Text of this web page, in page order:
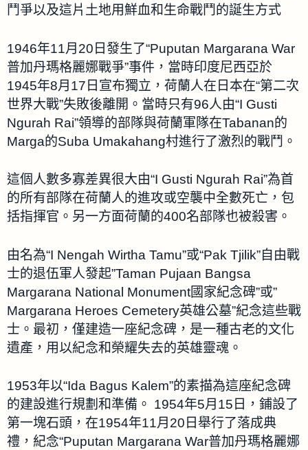
鬥爭以及這片土地用鮮血和生命戰鬥的誕生方式
1946年11月20日發生了“Puputan Margarana War
普加丹瑪格麗娜戰爭”事件，當時印度尼西亞於
1945年8月17日宣布獨立，荷蘭人在日本在“第二次
世界大戰”失敗後離開。當時只有96人由“I Gusti
Ngurah Rai”領導的部隊與荷蘭軍隊在Tabanan的
Marga的Suba Umakahang村進行了激烈的戰鬥。
這個人數多寡差異很大由“I Gusti Ngurah Rai”為首
的所有部隊在荷蘭人的進攻或空襲中全數死亡，包
括指揮官。另一方面荷蘭的400名部隊也被殺害。
由名為“I Nengah Wirtha Tamu”或“Pak Tjilik”自由戰
士的退伍軍人發起”Taman Pujaan Bangsa
Margarana National Monument國家紀念碑”或”
Margarana Heroes Cemetery英雄公墓”紀念這些戰
士。最初，僅建造一座紀念碑，是一種古老的文化
遺產，用以紀念和榮耀失去的英雄靈魂。
1953年以“Ida Bagus Kalem”的素描為這座紀念碑
的建設進行規劃和準備。 1954年5月15日，鋪設了
第一塊石頭，在1954年11月20日舉行了落成典
禮，紀念“Puputan Margarana War普加丹瑪格麗娜